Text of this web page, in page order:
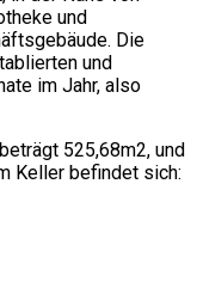
und
Die
und
im Jahr, also
525,68m2, und
Keller befindet sich: